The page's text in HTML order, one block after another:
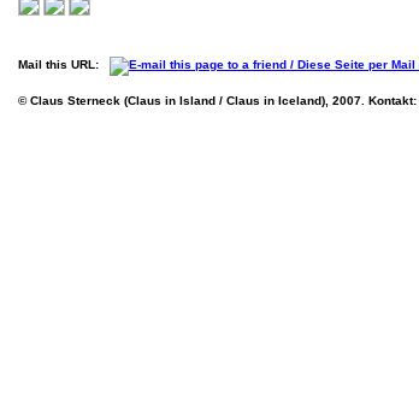
Mail this URL:
© Claus Sterneck (Claus in Island / Claus in Iceland), 2007. Kontakt: